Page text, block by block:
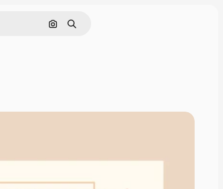
Pesquisar por imagem
Buscar